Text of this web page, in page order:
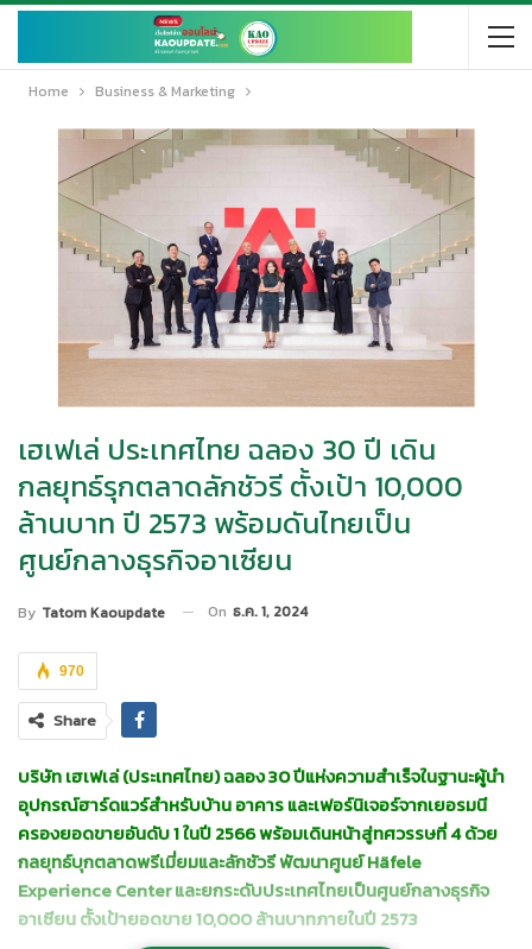
Home Business & Marketing
เฮเฟเล่ ประเทศไทย ฉลอง 30 ปี เดิน
กลยุทธ์รุกตลาดลักชัวรี ตั้งเป้า 10,000
ล้านบาท ปี 2573 พร้อมดันไทยเป็น
ศูนย์กลางธุรกิจอาเซียน
By Tatom Kaoupdate On ธ.ค. 1, 2024
970
Share
บริษัทเฮเฟเล่ (ประเทศไทย) ฉลอง30 ปีแห่งความสำเร็จในฐานะผู้นำ
อุปกรณ์ฮาร์ดแวร์สำหรับบ้าน อาคาร และเฟอร์นิเจอร์จากเยอรมนี
ครองยอดขายอันดับ 1 ในปี 2566 พร้อมเดินหน้าสู่ทศวรรษที่ 4 ด้วย
กลยุทธ์บุกตลาดพรีเมี่ยมและลักชัวรี พัฒนาศูนย์ Häfele
Experience Center และยกระดับประเทศไทยเป็นศูนย์กลางธุรกิจ
อาเซียน ตั้งเป้ายอดขาย 10,000 ล้านบาทภายในปี 2573